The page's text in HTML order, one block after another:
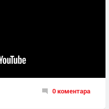
0 коментара